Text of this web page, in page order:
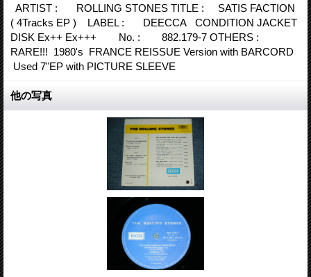
ARTIST : ROLLING STONES TITLE : SATIS FACTION
( 4Tracks EP ) LABEL : DEECCA CONDITION JACKET
DISK Ex++ Ex+++ No. : 882.179-7 OTHERS :
RARE!!! 1980's FRANCE REISSUE Version with BARCORD
Used 7"EP with PICTURE SLEEVE
他の写真